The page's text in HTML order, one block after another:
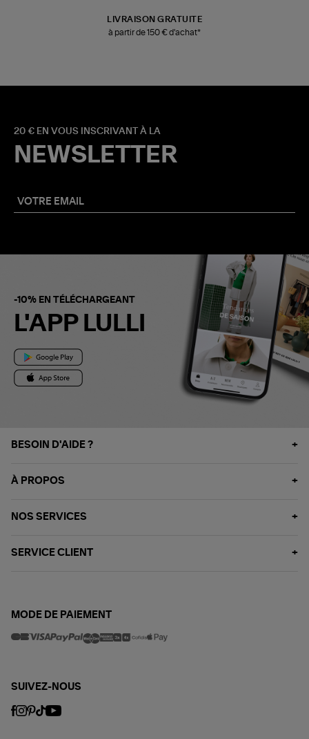
LIVRAISON GRATUITE
à partir de 150 € d'achat*
20 € EN VOUS INSCRIVANT À LA
NEWSLETTER
-10% EN TÉLÉCHARGEANT
L'APP LULLI
BESOIN D'AIDE ?
À PROPOS
NOS SERVICES
SERVICE CLIENT
MODE DE PAIEMENT
SUIVEZ-NOUS